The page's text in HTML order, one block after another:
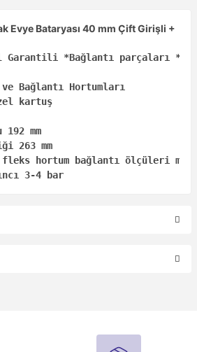
Evye Bataryası 40 mm Çift Girişli +
Garantili *Bağlantı parçaları
Bağlantı Hortumları
kartuş
mm
263 mm
fleks hortum bağlantı ölçüleri
3-4 bar